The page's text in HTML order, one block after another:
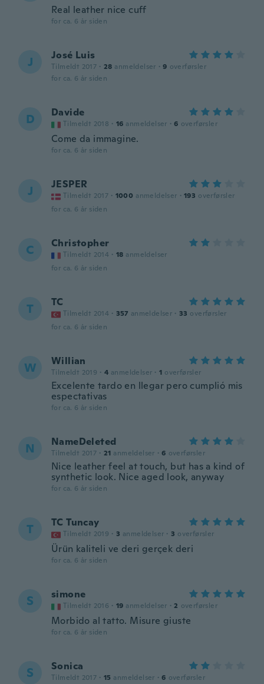
Real leather nice cuff
for ca. 6 år siden
J José Luis
Tilmeldt 2017 · 28 anmeldelser · 9 overførsler
for ca. 6 år siden
D Davide
Tilmeldt 2018 · 16 anmeldelser · 6 overførsler
Come da immagine.
for ca. 6 år siden
J JESPER
Tilmeldt 2017 · 1000 anmeldelser · 193 overførsler
for ca. 6 år siden
C Christopher
Tilmeldt 2014 · 18 anmeldelser
for ca. 6 år siden
T TC
Tilmeldt 2014 · 357 anmeldelser · 33 overførsler
for ca. 6 år siden
W Willian
Tilmeldt 2019 · 4 anmeldelser · 1 overførsler
Excelente tardo en llegar pero cumplió mis
espectativas
for ca. 6 år siden
N NameDeleted
Tilmeldt 2017 · 21 anmeldelser · 6 overførsler
Nice leather feel at touch, but has a kind of
synthetic look. Nice aged look, anyway
for ca. 6 år siden
T TC Tuncay
Tilmeldt 2019 · 3 anmeldelser · 3 overførsler
Ürün kaliteli ve deri gerçek deri
for ca. 6 år siden
S simone
Tilmeldt 2016 · 19 anmeldelser · 2 overførsler
Morbido al tatto. Misure giuste
for ca. 6 år siden
S Sonica
Tilmeldt 2017 · 15 anmeldelser · 6 overførsler